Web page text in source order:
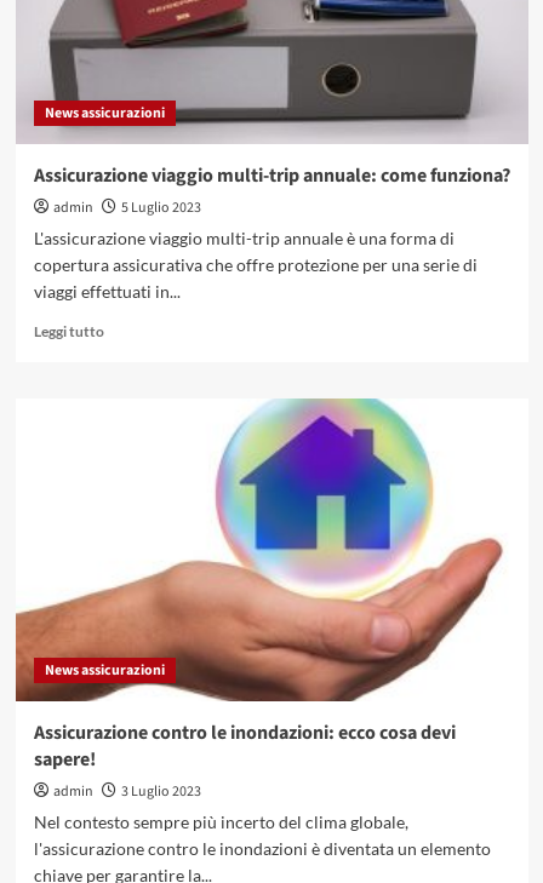
serve
e
è
indirizzata
News assicurazioni
Assicurazione viaggio multi-trip annuale: come funziona?
admin
5 Luglio 2023
L'assicurazione viaggio multi-trip annuale è una forma di
copertura assicurativa che offre protezione per una serie di
viaggi effettuati in...
Leggi tuttoLeggi
News assicurazioni
Assicurazione contro le inondazioni: ecco cosa devi
sapere!
admin
3 Luglio 2023
Nel contesto sempre più incerto del clima globale,
l'assicurazione contro le inondazioni è diventata un elemento
chiave per garantire la...